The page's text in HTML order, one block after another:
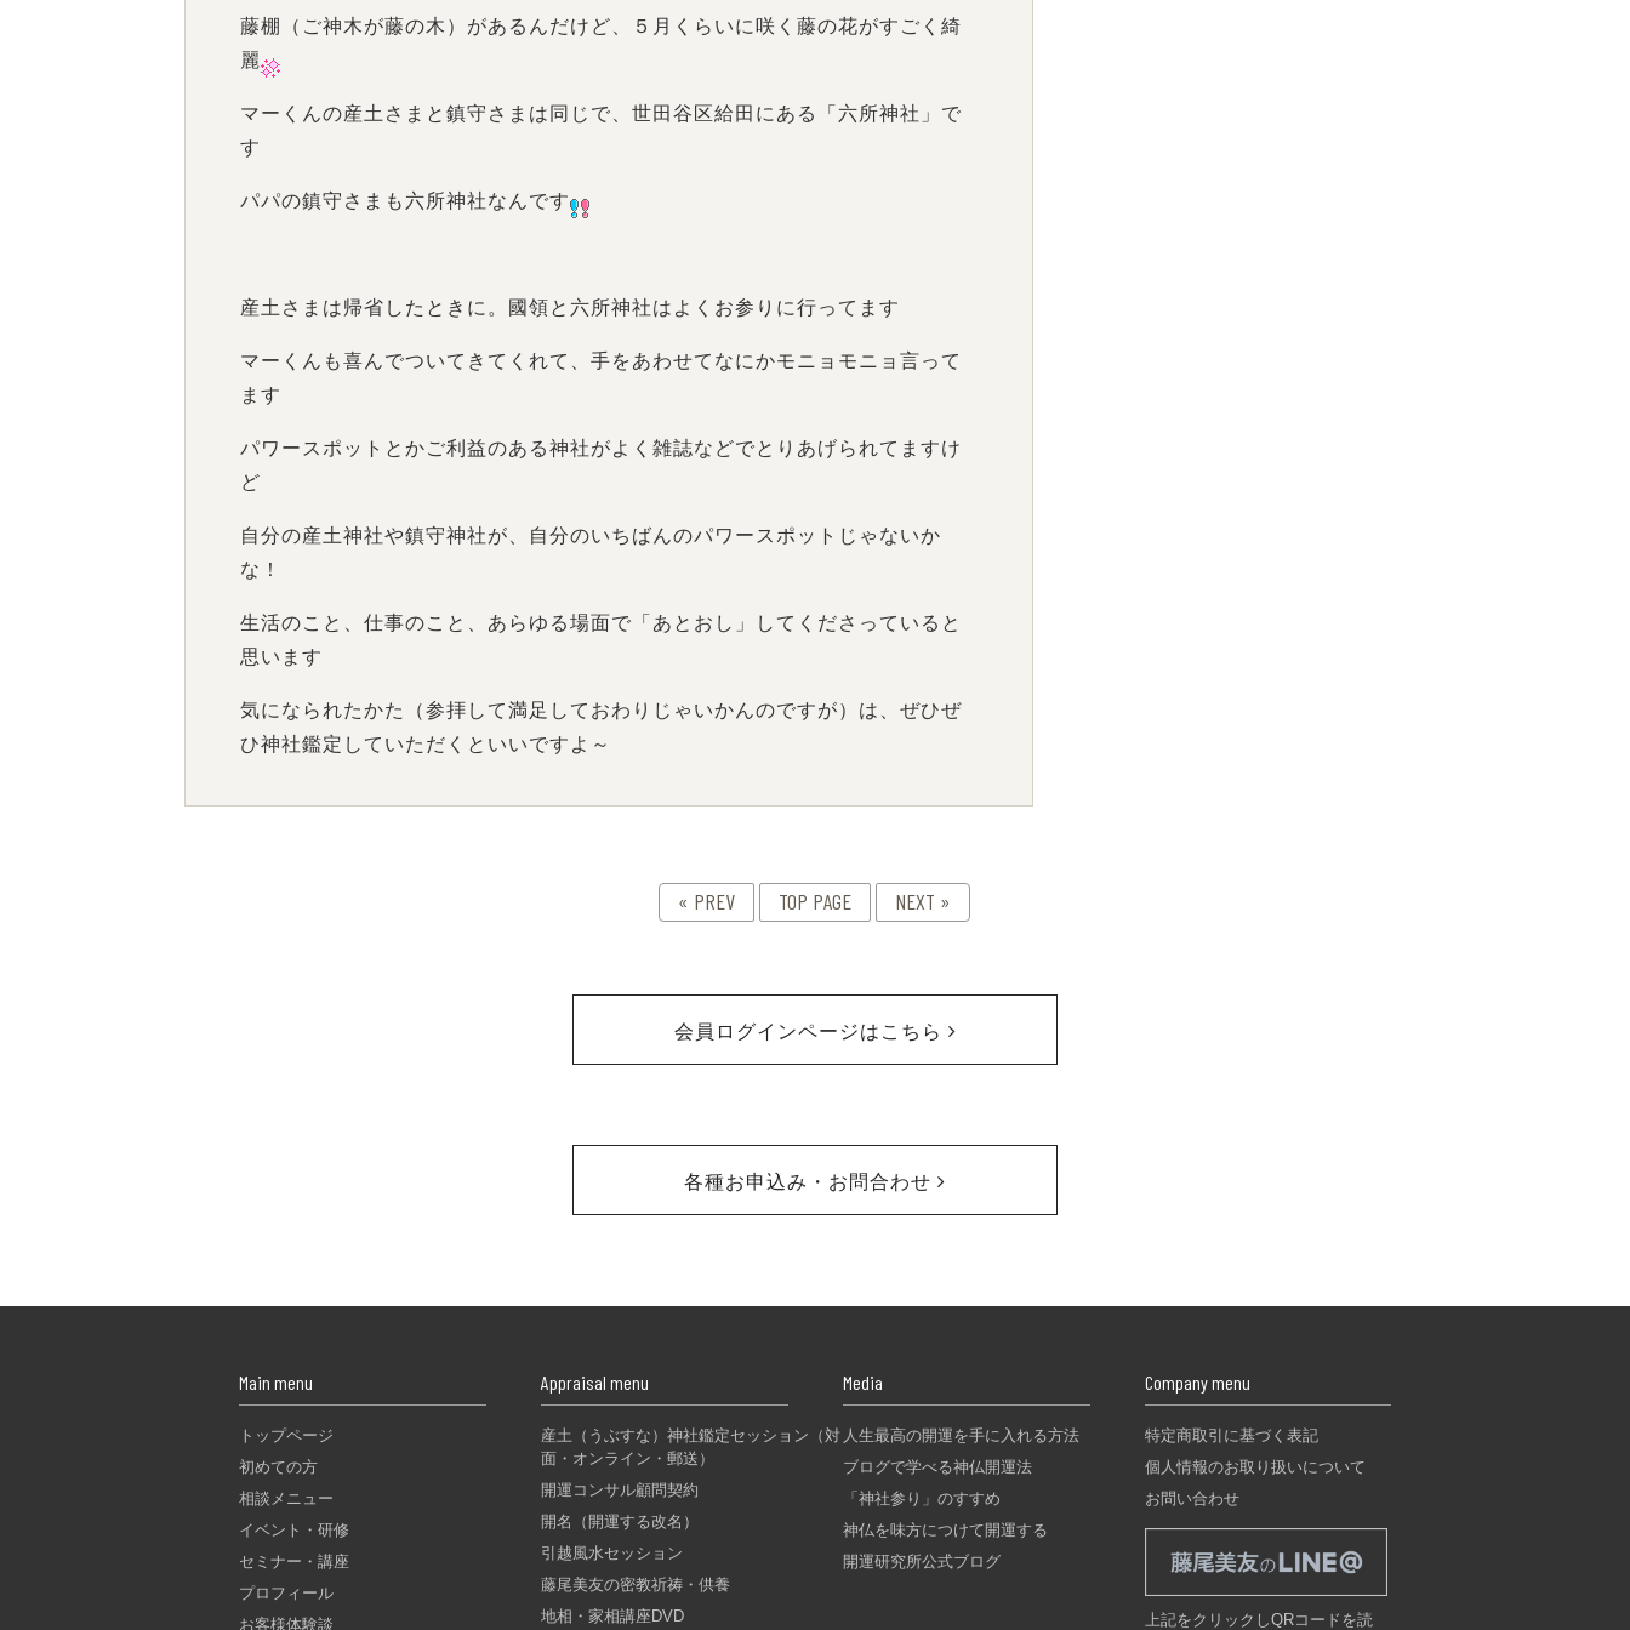
藤棚（ご神木が藤の木）があるんだけど、５月くらいに咲く藤の花がすごく綺
麗
マーくんの産土さまと鎮守さまは同じで、世田谷区給田にある「六所神社」で
す
パパの鎮守さまも六所神社なんです
産土さまは帰省したときに。國領と六所神社はよくお参りに行ってます
マーくんも喜んでついてきてくれて、手をあわせてなにかモニョモニョ言って
ます
パワースポットとかご利益のある神社がよく雑誌などでとりあげられてますけ
ど
自分の産土神社や鎮守神社が、自分のいちばんのパワースポットじゃないか
な！
生活のこと、仕事のこと、あらゆる場面で「あとおし」してくださっていると
思います
気になられたかた（参拝して満足しておわりじゃいかんのですが）は、ぜひぜ
ひ神社鑑定していただくといいですよ～
« PREV TOP PAGE NEXT »
会員ログインページはこちら
各種お申込み・お問合わせ
Main menu
トップページ
初めての方
相談メニュー
イベント・研修
セミナー・講座
プロフィール
お客様体験談
Appraisal menu
産土（うぶすな）神社鑑定セッション（対
面・オンライン・郵送）
開運コンサル顧問契約
開名（開運する改名）
引越風水セッション
藤尾美友の密教祈祷・供養
地相・家相講座DVD
Media
人生最高の開運を手に入れる方法
ブログで学べる神仏開運法
「神社参り」のすすめ
神仏を味方につけて開運する
開運研究所公式ブログ
Company menu
特定商取引に基づく表記
個人情報のお取り扱いについて
お問い合わせ
上記をクリックしQRコードを読